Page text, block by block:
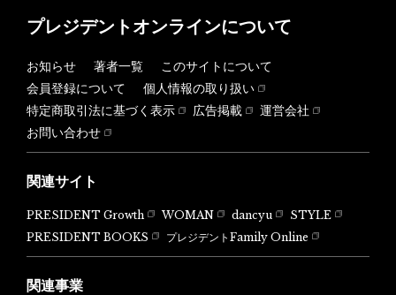
プレジデントオンラインについて
お知らせ 著者一覧
このサイトについて
会員登録について
個人情報の取り扱い
特定商取引法に基づく表示
広告掲載
運営会社
お問い合わせ
関連サイト
PRESIDENT Growth WOMAN dancyu
STYLE
PRESIDENT BOOKS
プレジデントFamily Online
関連事業